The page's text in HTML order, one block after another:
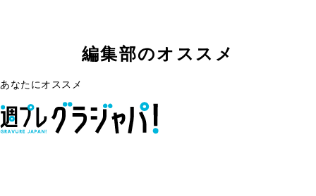
編集部のオススメ
あなたにオススメ